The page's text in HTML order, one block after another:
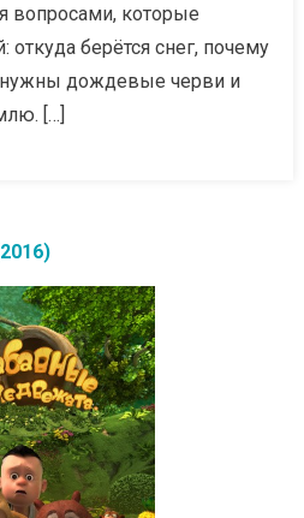
вопросами, которые
откуда берётся снег, почему
нужны дождевые черви и
[…]